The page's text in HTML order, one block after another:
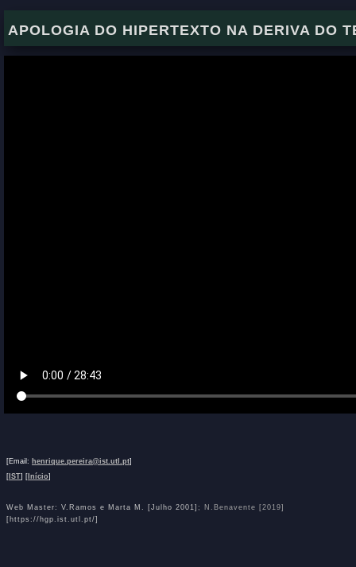
APOLOGIA DO HIPERTEXTO NA DERIVA DO
[Email: henrique.pereira@ist.utl.pt]
[ IST] [ Início]
Web Master: V.Ramos e Marta M. [Julho 2001] ; N.Benavente [2019]
[https://hgp.ist.utl.pt/]